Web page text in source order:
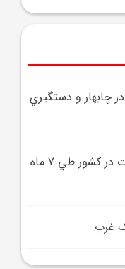
در چابهار و دستگيري
ثبت بيش از 540 هزار واقعه ولادت در کشور طي 7 ماه
غرب